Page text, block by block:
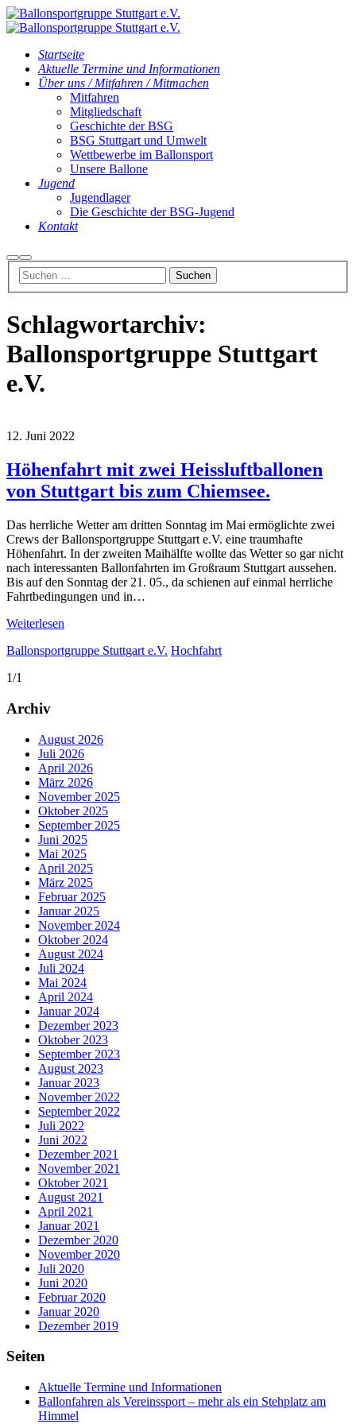
Startseite
Aktuelle Termine und Informationen
Über uns / Mitfahren / Mitmachen
Mitfahren
Mitgliedschaft
Geschichte der BSG
BSG Stuttgart und Umwelt
Wettbewerbe im Ballonsport
Unsere Ballone
Jugend
Jugendlager
Die Geschichte der BSG-Jugend
Kontakt
Suchen
Hauptmenü
Schlagwortarchiv:
Ballonsportgruppe Stuttgart
e.V.
12. Juni 2022
Höhenfahrt mit zwei Heissluftballonen
von Stuttgart bis zum Chiemsee.
Das herrliche Wetter am dritten Sonntag im Mai ermöglichte zwei
Crews der Ballonsportgruppe Stuttgart e.V. eine traumhafte
Höhenfahrt. In der zweiten Maihälfte wollte das Wetter so gar nicht
nach interessanten Ballonfahrten im Großraum Stuttgart aussehen.
Bis auf den Sonntag der 21. 05., da schienen auf einmal herrliche
Fahrtbedingungen und in…
Weiterlesen
Ballonsportgruppe Stuttgart e.V. Hochfahrt
1/1
Archiv
August 2026
Juli 2026
April 2026
März 2026
November 2025
Oktober 2025
September 2025
Juni 2025
Mai 2025
April 2025
März 2025
Februar 2025
Januar 2025
November 2024
Oktober 2024
August 2024
Juli 2024
Mai 2024
April 2024
Januar 2024
Dezember 2023
Oktober 2023
September 2023
August 2023
Januar 2023
November 2022
September 2022
Juli 2022
Juni 2022
Dezember 2021
November 2021
Oktober 2021
August 2021
April 2021
Januar 2021
Dezember 2020
November 2020
Juli 2020
Juni 2020
Februar 2020
Januar 2020
Dezember 2019
Seiten
Aktuelle Termine und Informationen
Ballonfahren als Vereinssport – mehr als ein Stehplatz am
Himmel